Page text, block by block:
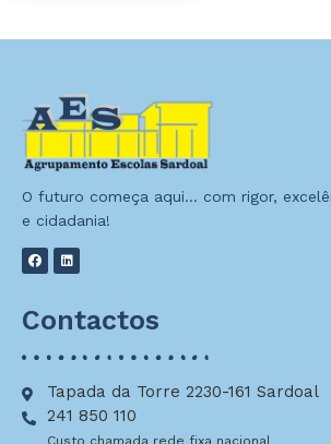
O futuro começa aqui… com rigor,
e cidadania!
Contactos
Tapada da Torre 2230-161 Sardoal
241 850 110